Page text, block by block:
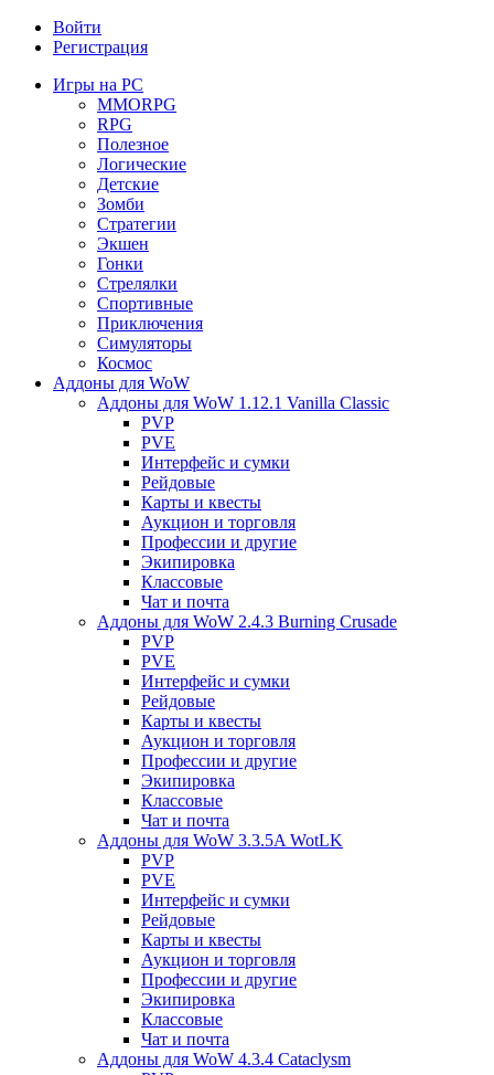
Войти
Регистрация
Игры на PC
MMORPG
RPG
Полезное
Логические
Детские
Зомби
Стратегии
Экшен
Гонки
Стрелялки
Спортивные
Приключения
Симуляторы
Космос
Аддоны для WoW
Аддоны для WoW 1.12.1 Vanilla Classic
PVP
PVE
Интерфейс и сумки
Рейдовые
Карты и квесты
Аукцион и торговля
Профессии и другие
Экипировка
Классовые
Чат и почта
Аддоны для WoW 2.4.3 Burning Crusade
PVP
PVE
Интерфейс и сумки
Рейдовые
Карты и квесты
Аукцион и торговля
Профессии и другие
Экипировка
Классовые
Чат и почта
Аддоны для WoW 3.3.5A WotLK
PVP
PVE
Интерфейс и сумки
Рейдовые
Карты и квесты
Аукцион и торговля
Профессии и другие
Экипировка
Классовые
Чат и почта
Аддоны для WoW 4.3.4 Cataclysm